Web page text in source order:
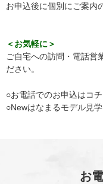
お申込後に個別にご案内
＜お気軽に＞
ご自宅への訪問・電話営
ださい。
○お電話でのお申込はコチ
○Newはなまるモデル
お